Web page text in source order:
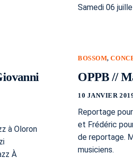
Samedi 06
à Oloron
À
BOSSOM,
OPPB //
10 JANVIER
Reportage
et Frédéric
de reportage.
musiciens.